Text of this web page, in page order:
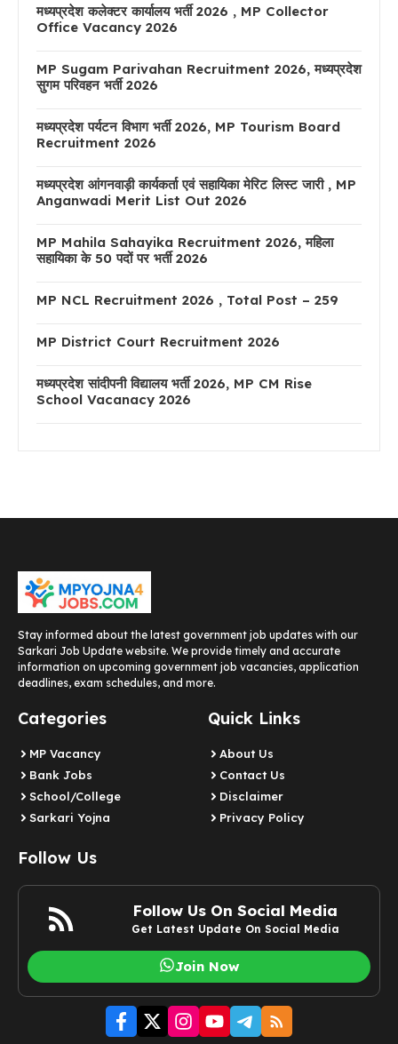
मध्यप्रदेश कलेक्टर कार्यालय भर्ती 2026 , MP Collector
Office Vacancy 2026
MP Sugam Parivahan Recruitment 2026, मध्यप्रदेश
सुगम परिवहन भर्ती 2026
मध्यप्रदेश पर्यटन विभाग भर्ती 2026, MP Tourism Board
Recruitment 2026
मध्यप्रदेश आंगनवाड़ी कार्यकर्ता एवं सहायिका मेरिट लिस्ट जारी , MP
Anganwadi Merit List Out 2026
MP Mahila Sahayika Recruitment 2026, महिला
सहायिका के 50 पदों पर भर्ती 2026
MP NCL Recruitment 2026 , Total Post – 259
MP District Court Recruitment 2026
मध्यप्रदेश सांदीपनी विद्यालय भर्ती 2026, MP CM Rise
School Vacanacy 2026
Stay informed about the latest government job updates with our
Sarkari Job Update website. We provide timely and accurate
information on upcoming government job vacancies, application
deadlines, exam schedules, and more.
Categories
MP Vacancy
Bank Jobs
School/College
Sarkari Yojna
Quick Links
About Us
Contact Us
Disclaimer
Privacy Policy
Follow Us
Follow Us On Social Media
Get Latest Update On Social Media
Join Now